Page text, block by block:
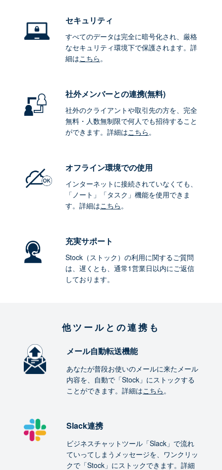
セキュリティ
すべてのデータは完全に暗号化され、厳格
なセキュリティ環境下で保護されます。詳
細はこちら。
社外メンバーとの連携(無料)
社外のクライアントや取引先の方を、完全
無料・人数無制限で何人でも招待すること
ができます。詳細はこちら。
オフライン環境での使用
インターネットに接続されていなくても、
「ノート」「タスク」機能を使用できま
す。詳細はこちら。
充実サポート
Stock（ストック）の利用に関するご質問
は、遅くとも、通常1営業日以内にご返信
しております。
他ツールとの連携も
メール自動転送機能
あなたが普段お使いのメールに来たメール
内容を、自動で「Stock」にストックする
ことができます。詳細はこちら。
Slack連携
ビジネスチャットツール「Slack」で流れ
ていってしまうメッセージを、ワンクリッ
クで「Stock」にストックできます。詳細